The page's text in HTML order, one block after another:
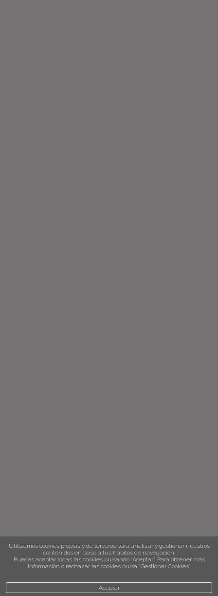
Utilizamos cookies propias y de terceros para analizar y gestionar nuestros
contenidos en base a tus hábitos de navegación.
Puedes aceptar todas las cookies pulsando “Aceptar”. Para obtener más
información o rechazar las cookies pulsa “Gestionar Cookies“
Aceptar